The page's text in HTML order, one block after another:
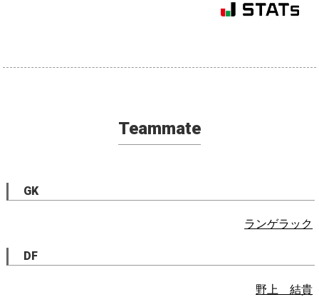
Teammate
GK
ランゲラック
DF
野上 結貴